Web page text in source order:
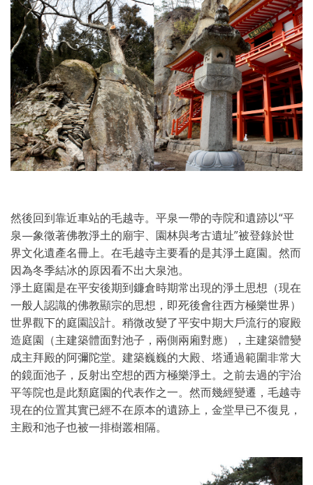
然後回到靠近車站的毛越寺。平泉一帶的寺院和遺跡以“平
泉—象徵著佛教淨土的廟宇、園林與考古遺址”被登錄於世
界文化遺產名冊上。在毛越寺主要看的是其淨土庭園。然而
因為冬季結冰的原因看不出大泉池。
淨土庭園是在平安後期到鐮倉時期常出現的淨土思想（現在
一般人認識的佛教顯宗的思想，即死後會往西方極樂世界）
世界觀下的庭園設計。稍微改變了平安中期大戶流行的寢殿
造庭園（主建築體面對池子，兩側兩廂對應），主建築體變
成主拜殿的阿彌陀堂。建築巍巍的大殿、塔通過範圍非常大
的鏡面池子，反射出空想的西方極樂淨土。之前去過的宇治
平等院也是此類庭園的代表作之一。然而幾經變遷，毛越寺
現在的位置其實已經不在原本的遺跡上，金堂早已不復見，
主殿和池子也被一排樹叢相隔。